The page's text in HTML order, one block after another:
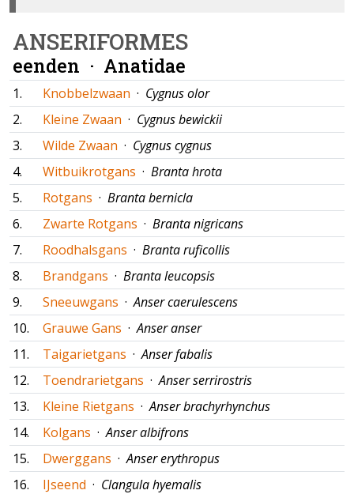
ANSERIFORMES
eenden · Anatidae
1. Knobbelzwaan · Cygnus olor
2.
Kleine Zwaan · Cygnus bewickii
3.
Wilde Zwaan · Cygnus cygnus
4.
Witbuikrotgans · Branta hrota
5.
Rotgans · Branta bernicla
6.
Zwarte Rotgans · Branta nigricans
7.
Roodhalsgans · Branta ruficollis
8.
Brandgans · Branta leucopsis
9.
Sneeuwgans ·Anser caerulescens
10.
Grauwe Gans ·Anser anser
11.
Taigarietgans ·Anser fabalis
12.
Toendrarietgans ·Anser serrirostris
13.
Kleine Rietgans ·Anser brachyrhynchus
14.
Kolgans ·Anser albifrons
15.
Dwerggans ·Anser erythropus
16.
IJseend · Clangula hyemalis